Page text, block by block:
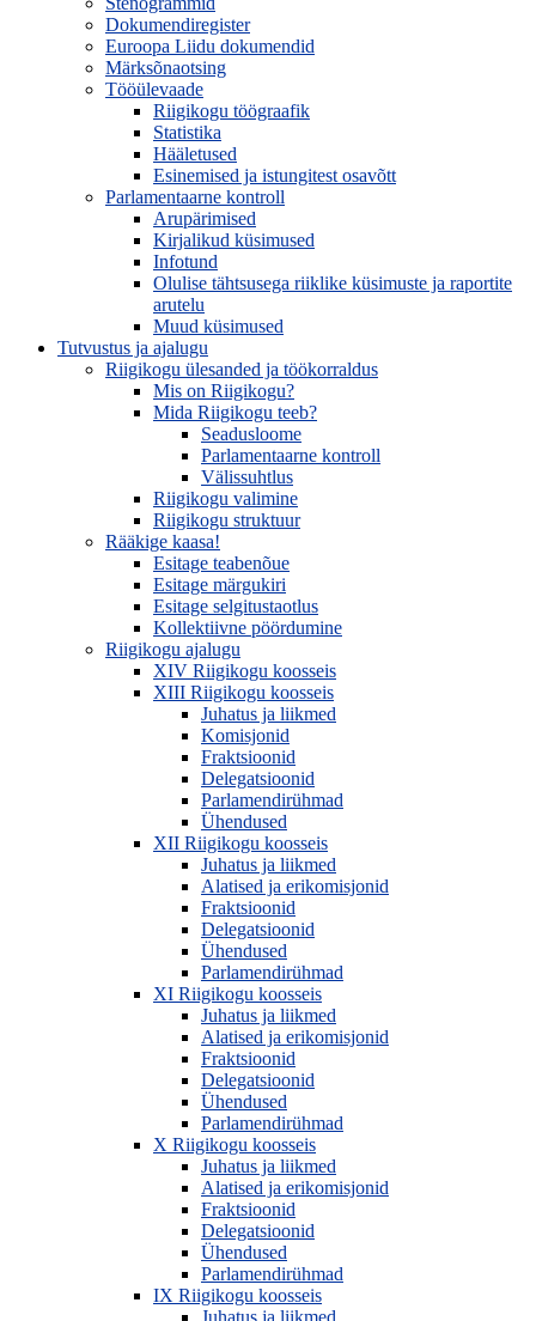
Dokumendiregister
Euroopa Liidu dokumendid
Märksõnaotsing
Tööülevaade
Riigikogu töögraafik
Statistika
Hääletused
Esinemised ja istungitest osavõtt
Parlamentaarne kontroll
Arupärimised
Kirjalikud küsimused
Infotund
Olulise tähtsusega riiklike küsimuste ja raportite
arutelu
Muud küsimused
Tutvustus ja ajalugu
Riigikogu ülesanded ja töökorraldus
Mis on Riigikogu?
Mida Riigikogu teeb?
Seadusloome
Parlamentaarne kontroll
Välissuhtlus
Riigikogu valimine
Riigikogu struktuur
Rääkige kaasa!
Esitage teabenõue
Esitage märgukiri
Esitage selgitustaotlus
Kollektiivne pöördumine
Riigikogu ajalugu
XIV Riigikogu koosseis
XIII Riigikogu koosseis
Juhatus ja liikmed
Komisjonid
Fraktsioonid
Delegatsioonid
Parlamendirühmad
Ühendused
XII Riigikogu koosseis
Juhatus ja liikmed
Alatised ja erikomisjonid
Fraktsioonid
Delegatsioonid
Ühendused
Parlamendirühmad
XI Riigikogu koosseis
Juhatus ja liikmed
Alatised ja erikomisjonid
Fraktsioonid
Delegatsioonid
Ühendused
Parlamendirühmad
X Riigikogu koosseis
Juhatus ja liikmed
Alatised ja erikomisjonid
Fraktsioonid
Delegatsioonid
Ühendused
Parlamendirühmad
IX Riigikogu koosseis
Juhatus ja liikmed